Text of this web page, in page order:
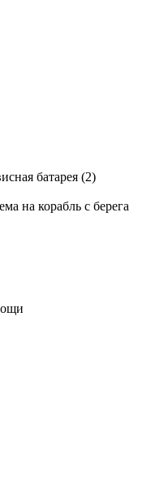
батарея (2)
на корабль с берега